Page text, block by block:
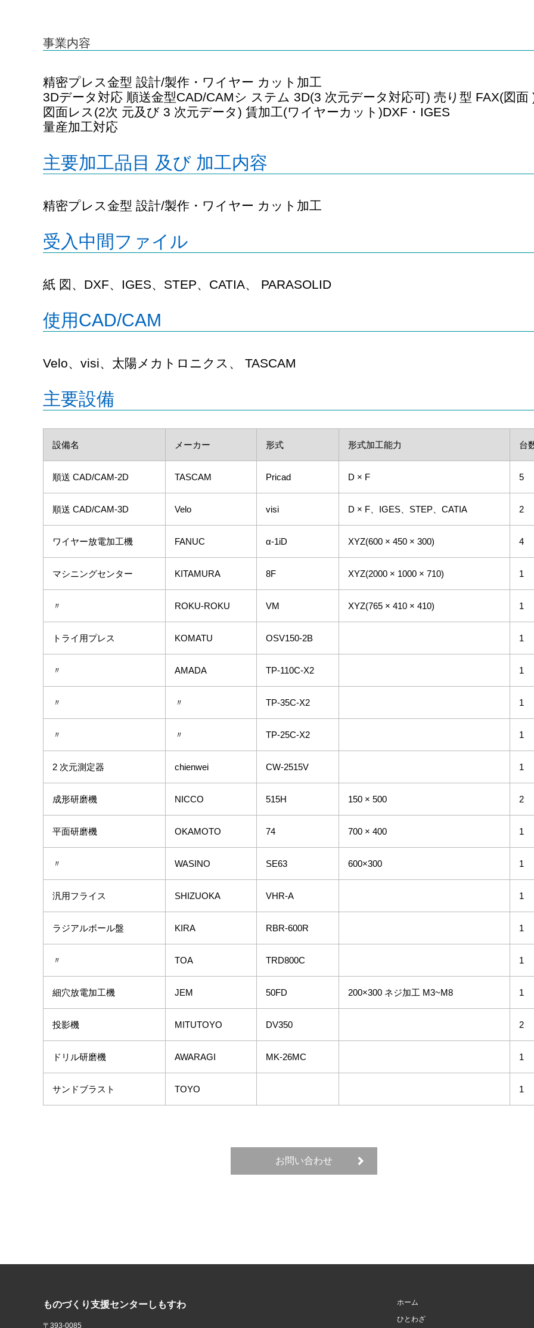
事業内容
精密プレス金型 設計/製作・ワイヤー カット加工
3Dデータ対応 順送金型CAD/CAMシ ステム 3D(3 次元データ対応可) 売り型 FAX(図面
図面レス(2次 元及び 3 次元データ) 賃加工(ワイヤーカット)DXF・IGES
量産加工対応
主要加工品目 及び 加工内容
精密プレス金型 設計/製作・ワイヤー カット加工
受入中間ファイル
紙 図、DXF、IGES、STEP、CATIA、 PARASOLID
使用CAD/CAM
Velo、visi、太陽メカトロニクス、 TASCAM
主要設備
設備名 メーカー 形式 形式加工能力 台
順送 CAD/CAM-2D TASCAM Pricad D × F 5
順送 CAD/CAM-3D Velo visi D × F、IGES、STEP、CATIA 2
ワイヤー放電加工機 FANUC α-1iD XYZ(600 × 450 × 300) 4
マシニングセンター KITAMURA 8F XYZ(2000 × 1000 × 710) 1
〃 ROKU-ROKU VM XYZ(765 × 410 × 410) 1
トライ用プレス KOMATU OSV150-2B 1
〃 AMADA TP-110C-X2 1
〃 〃 TP-35C-X2 1
〃 〃 TP-25C-X2 1
2 次元測定器 chienwei CW-2515V 1
成形研磨機 NICCO 515H 150 × 500 2
平面研磨機 OKAMOTO 74 700 × 400 1
〃 WASINO SE63 600×300 1
汎用フライス SHIZUOKA VHR-A 1
ラジアルボール盤 KIRA RBR-600R 1
〃 TOA TRD800C 1
細穴放電加工機 JEM 50FD 200×300 ネジ加工 M3~M8 1
投影機 MITUTOYO DV350 2
ドリル研磨機 AWARAGI MK-26MC 1
サンドブラスト TOYO 1
お問い合わせ
ものづくり支援センターしもすわ
〒393-0085
ホーム
ひとわざ